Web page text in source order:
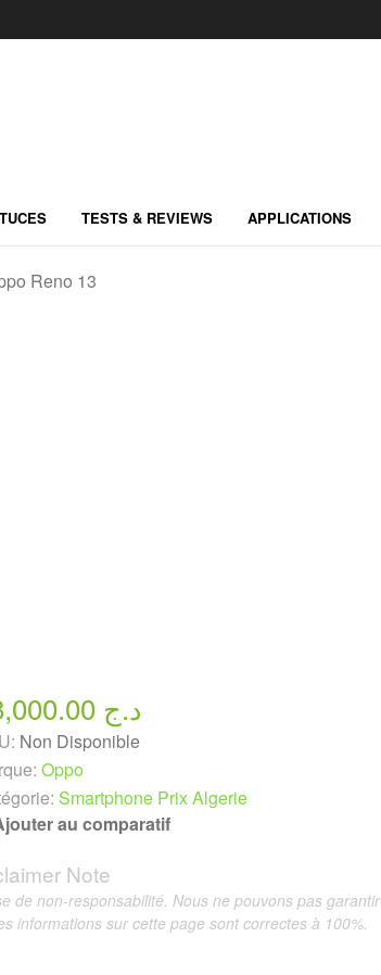
TESTS & REVIEWS APPLICATIONS
Reno 13
88,000.00 د.ج
Non Disponible
Oppo
Smartphone Prix Algerie
au comparatif
Note
de non-responsabilité. Nous ne pouvons pas garantir
informations sur cette page sont correctes à 100%.